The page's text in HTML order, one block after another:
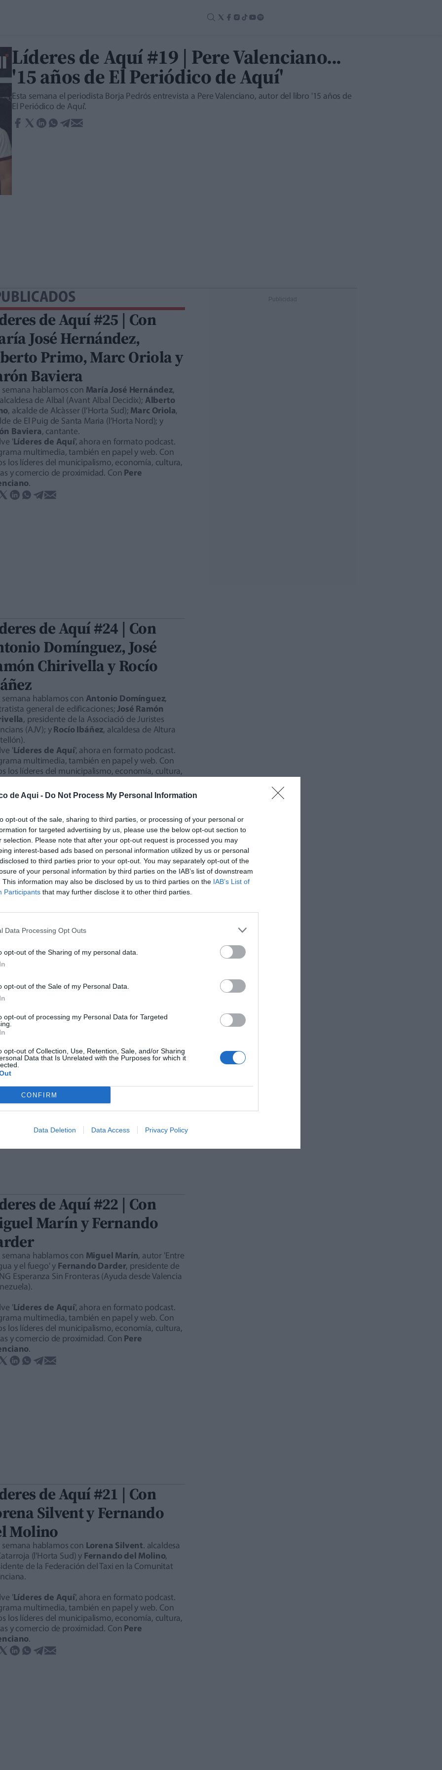
de Aqui - Do Not Process My Personal Information
opt-out of the sale, sharing to third parties, or processing of your personal or
for targeted advertising by us, please use the below opt-out section to
selection. Please note that after your opt-out request is processed you may
interest-based ads based on personal information utilized by us or personal
to third parties prior to your opt-out. You may separately opt-out of the
of your personal information by third parties on the IAB’s list of downstream
This information may also be disclosed by us to third parties on the IAB’s List of
Participants that may further disclose it to other third parties.
Data Processing Opt Outs
opt-out of the Sharing of my personal data.
opt-out of the Sale of my Personal Data.
opt-out of processing my Personal Data for Targeted
opt-out of Collection, Use, Retention, Sale, and/or Sharing
Data that Is Unrelated with the Purposes for which it
CONFIRM
Data Deletion Data Access Privacy Policy
Líderes de Aquí #19 | Pere Valenciano...
'15 años de El Periódico de Aquí'
Esta semana el periodista Borja Pedrós entrevista a Pere Valenciano, autor del libro '15 años de
El Periódico de Aquí'.
de Aquí #25 | Con
José Hernández,
Primo, Marc Oriola y
Baviera
semana hablamos con María José Hernández,
de Albal (Avant Albal Decidix); Alberto
, alcalde de Alcàsser (l’Horta Sud); Marc Oriola,
de El Puig de Santa Maria (l’Horta Nord); y
Baviera, cantante.
'Líderes de Aquí', ahora en formato podcast.
multimedia, también en papel y web. Con
los líderes del municipalismo, economía, cultura,
y comercio de proximidad. Con Pere
.
de Aquí #24 | Con
Domínguez, José
Chirivella y Rocío
semana hablamos con Antonio Domínguez,
general de edificaciones;José Ramón
, presidente de la Associació de Juristes
(AJV); y Rocío Ibáñez, alcaldesa de Altura
'Líderes de Aquí', ahora en formato podcast.
multimedia, también en papel y web. Con
los líderes del municipalismo, economía, cultura,
.
de Aquí #23 | Con
Sánchez, Carmen
, perito judicial; Carmen Climent, alcaldesa
(Alto Palancia/Castellón;
de ‘B-Lock’ (Sistema de Seguridad Anti-
de Aquí #22 | Con
Marín y Fernando
semana hablamos con Miguel Marín, autor 'Entre
y el fuego' y Fernando Darder, presidente de
Esperanza Sin Fronteras (Ayuda desde Valencia
'Líderes de Aquí', ahora en formato podcast.
multimedia, también en papel y web. Con
los líderes del municipalismo, economía, cultura,
y comercio de proximidad. Con Pere
.
de Aquí #21 | Con
Silvent y Fernando
Molino
semana hablamos con Lorena Silvent. alcaldesa
(l'Horta Sud) y Fernando del Molino,
de la Federación del Taxi en la Comunitat
'Líderes de Aquí', ahora en formato podcast.
multimedia, también en papel y web. Con
los líderes del municipalismo, economía, cultura,
y comercio de proximidad. Con Pere
.